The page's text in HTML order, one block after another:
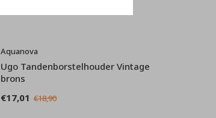
Aquanova
Ugo Tandenborstelhouder Vintage
brons
€17,01 €18,90